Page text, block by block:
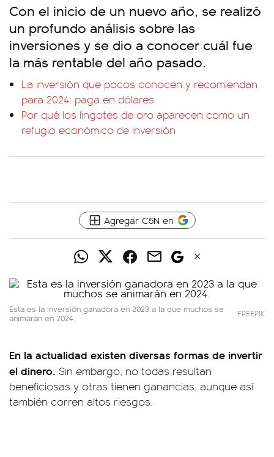
Con el inicio de un nuevo año, se realizó
un profundo análisis sobre las
inversiones y se dio a conocer cuál fue
la más rentable del año pasado.
La inversión que pocos conocen y recomiendan
para 2024: paga en dólares
Por qué los lingotes de oro aparecen como un
refugio económico de inversión
Agregar C5N en
Esta es la inversión ganadora en 2023 a la que muchos se
animarán en 2024. FREEPIK
En la actualidad existen diversas formas de invertir
el dinero. Sin embargo, no todas resultan
beneficiosas y otras tienen ganancias, aunque así
también corren altos riesgos.